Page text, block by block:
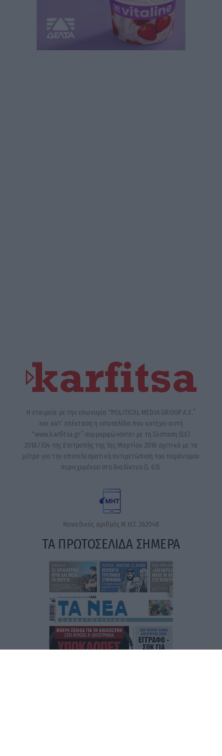
Η εταιρεία με την επωνυμία “POLITICAL MEDIA GROUP A.E.”
και κατ’ επέκταση η ιστοσελίδα που κατέχει αυτή
“www.karfitsa.gr” συμμορφώνονται με τη Σύσταση (ΕΕ)
2018/334 της Επιτροπής της 1ης Μαρτίου 2018 σχετικά με τα
μέτρα για την αποτελεσματική αντιμετώπιση του παράνομου
περιεχομένου στο διαδίκτυο (L 63).
Μοναδικός αριθμός Μ.Η.Τ. 262048
ΤΑ ΠΡΩΤΟΣΕΛΙΔΑ ΣΗΜΕΡΑ